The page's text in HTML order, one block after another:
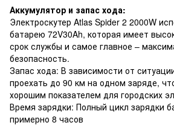
Аккумулятор и запас хода:
Электроскутер Atlas Spider 2 2000W
батарею 72V30Ah, которая имеет
срок службы и самое главное –
безопасность.
Запас хода: В зависимости от
проехать до 90 км на одном заряде,
хорошим показателем для городских
Время зарядки: Полный цикл зарядки
примерно 8 часов